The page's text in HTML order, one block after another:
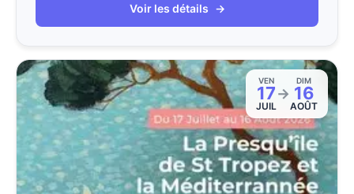
Voir les détails →
VEN
17
JUIL
→
DIM
16
AOÛT